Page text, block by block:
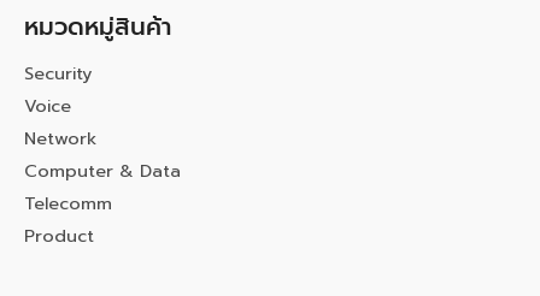
หมวดหมู่สินค้า
Security
Voice
Network
Computer & Data
Telecomm
Product